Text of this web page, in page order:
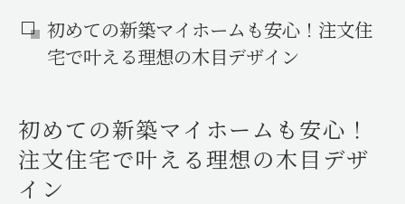
初めての新築マイホームも安心！注文住
宅で叶える理想の木目デザイン
初めての新築マイホームも安心！
注文住宅で叶える理想の木目デザ
イン